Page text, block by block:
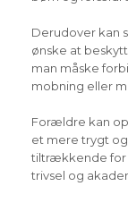
Derudover kan
ønske at
man måske
mobning eller
Forældre kan
et mere trygt
tiltrækkende for
trivsel og